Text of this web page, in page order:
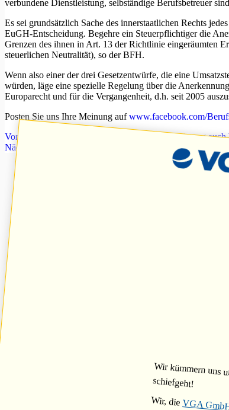
verbundene Dienstleistung, selbständige Berufsbetreuer
Es sei grundsätzlich Sache des innerstaatlichen Rechts
EuGH-Entscheidung. Begehre ein Steuerpflichtiger die
Grenzen des ihnen in Art. 13 der Richtlinie eingeräumten
steuerlichen Neutralität), so der BFH.
Wenn also einer der drei Gesetzentwürfe, die eine
würden, läge eine spezielle Regelung über die
Europarecht und für die Vergangenheit, d.h. seit 2005
Posten Sie uns Ihre Meinung auf www.facebook.com/
Vorheriger
Leistungsträger muss Rehaleistung
Nächster
Frau Eff… schreibt dem Jugendamt
Wir kümmern uns
schiefgeht!
Wir, dieVGA